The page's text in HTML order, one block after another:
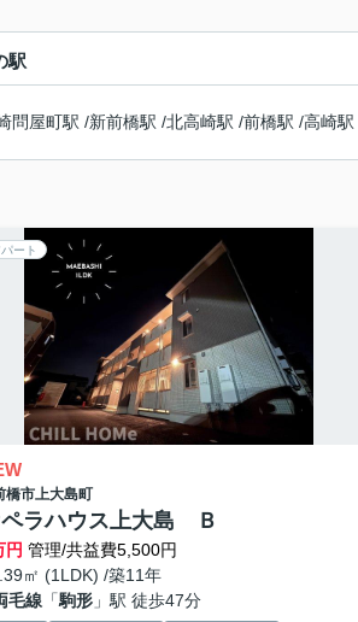
駅
問屋町駅 /新前橋駅 /北高崎駅 /前橋駅 /高崎駅
ート
橋市上大島町
ラハウス上大島 Ｂ
円 管理/共益費5,500円
㎡ (1LDK) /築11年
毛線「駒形」駅 徒歩47分